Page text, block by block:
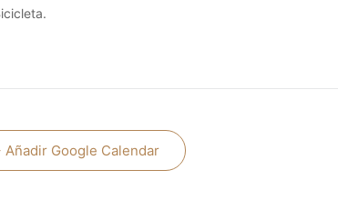
Añadir Google Calendar